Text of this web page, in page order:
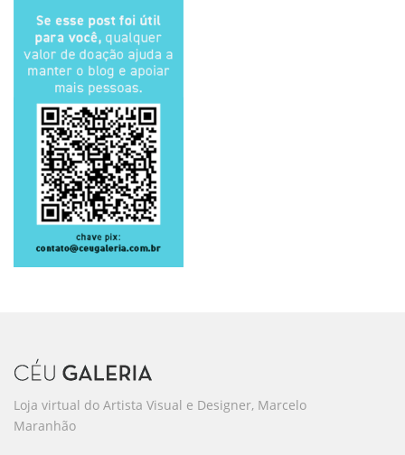
Loja virtual do Artista Visual e Designer, Marcelo
Maranhão